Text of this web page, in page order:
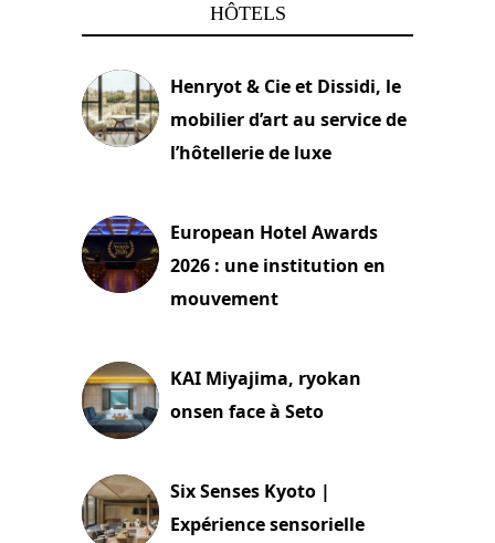
HÔTELS
Henryot & Cie et Dissidi, le
mobilier d’art au service de
l’hôtellerie de luxe
European Hotel Awards
2026 : une institution en
mouvement
KAI Miyajima, ryokan
onsen face à Seto
Six Senses Kyoto |
Expérience sensorielle